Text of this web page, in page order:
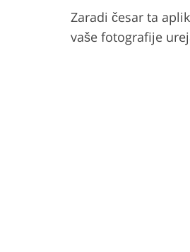
Zaradi česar ta
vaše fotografije